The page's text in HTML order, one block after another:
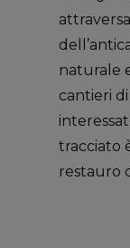
naturale
cantieri
tracciato
restauro